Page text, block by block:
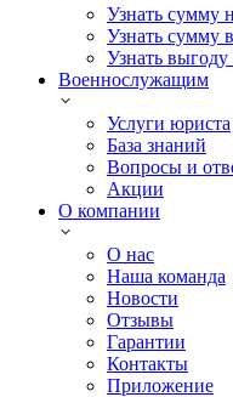
Узнать сумму
Узнать сумму
Узнать
Военнослужащим
Услуги юриста
База знаний
Вопросы и
Акции
О компании
О нас
Наша команда
Новости
Отзывы
Гарантии
Контакты
Приложение